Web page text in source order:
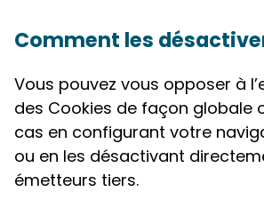
Comment les
Vous pouvez vous opposer à
des Cookies de façon globale
cas en configurant votre
ou en les désactivant
émetteurs tiers.